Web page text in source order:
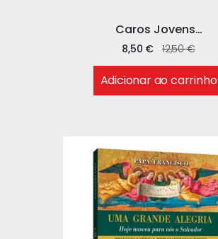
Caros Jovens…
12,50€
8,50 €
Adicionar ao carrinho